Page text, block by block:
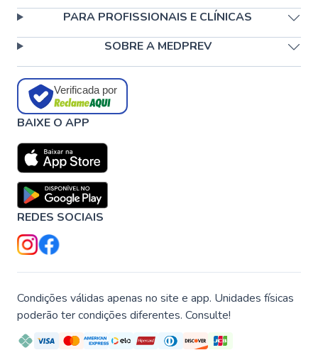
PARA PROFISSIONAIS E CLÍNICAS
SOBRE A MEDPREV
Verificada por
BAIXE O APP
REDES SOCIAIS
Condições válidas apenas no site e app. Unidades físicas
poderão ter condições diferentes. Consulte!